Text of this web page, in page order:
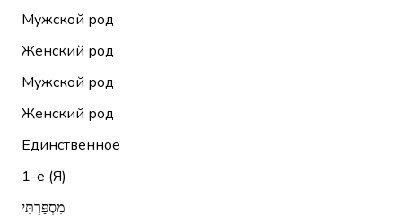
Мужской род
Женский род
Мужской род
Женский род
Единственное
1-е (Я)
מִסְפַּרְתִּי